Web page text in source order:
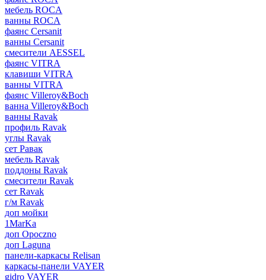
мебель ROCA
ванны ROCA
фаянс Cersanit
ванны Cersanit
смесители AESSEL
фаянс VITRA
клавиши VITRA
ванны VITRA
фаянс Villeroy&Boch
ванна Villeroy&Boch
ванны Ravak
профиль Ravak
углы Ravak
сет Равак
мебель Ravak
поддоны Ravak
смесители Ravak
сет Ravak
г/м Ravak
доп мойки
1MarKa
доп Opoczno
доп Laguna
панели-каркасы Relisan
каркасы-панели VAYER
gidro VAYER